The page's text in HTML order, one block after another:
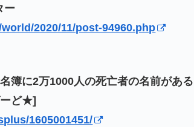
ー
2020/11/post-94960.php
簿に2万1000人の死亡者の名前がある
ーど★]
1605001451/